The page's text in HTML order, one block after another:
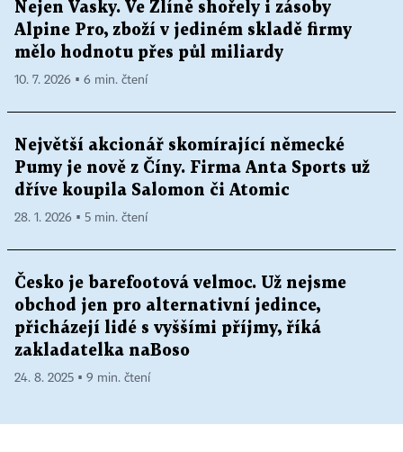
Nejen Vasky. Ve Zlíně shořely i zásoby
Alpine Pro, zboží v jediném skladě firmy
mělo hodnotu přes půl miliardy
10. 7. 2026 ▪ 6 min. čtení
Největší akcionář skomírající německé
Pumy je nově z Číny. Firma Anta Sports už
dříve koupila Salomon či Atomic
28. 1. 2026 ▪ 5 min. čtení
Česko je barefootová velmoc. Už nejsme
obchod jen pro alternativní jedince,
přicházejí lidé s vyššími příjmy, říká
zakladatelka naBoso
24. 8. 2025 ▪ 9 min. čtení